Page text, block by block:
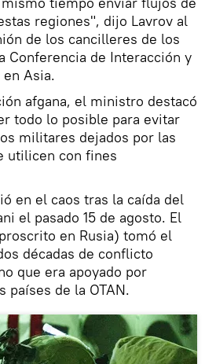
regiones", dijo Lavrov al
de los cancilleres de los
Conferencia de Interacción y
Asia.
afgana, el ministro destacó
todo lo posible para evitar
militares dejados por las
utilicen con fines
en el caos tras la caída del
el pasado 15 de agosto. El
en Rusia) tomó el
décadas de conflicto
que era apoyado por
países de la OTAN.